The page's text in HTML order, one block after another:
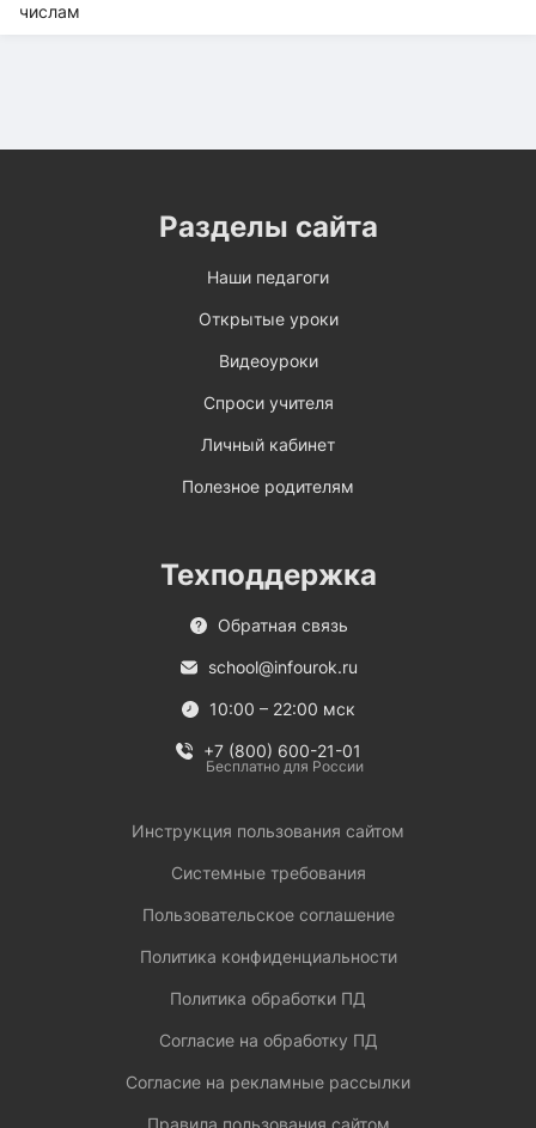
Разделы сайта
Наши педагоги
Открытые уроки
Видеоуроки
Спроси учителя
Личный кабинет
Полезное родителям
Техподдержка
Обратная связь
school@infourok.ru
10:00 – 22:00 мск
+7 (800) 600-21-01
Бесплатно для России
Инструкция пользования сайтом
Системные требования
Пользовательское соглашение
Политика конфиденциальности
Политика обработки ПД
Согласие на обработку ПД
Согласие на рекламные рассылки
Правила пользования сайтом